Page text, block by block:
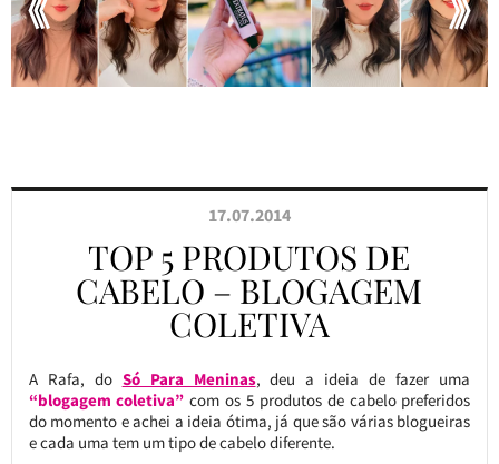
17.07.2014
TOP 5 PRODUTOS DE
CABELO – BLOGAGEM
COLETIVA
A Rafa, do Só Para Meninas, deu a ideia de fazer uma
“blogagem coletiva” com os 5 produtos de cabelo preferidos
do momento e achei a ideia ótima, já que são várias blogueiras
e cada uma tem um tipo de cabelo diferente.